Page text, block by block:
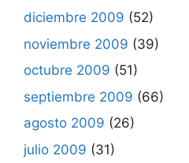
diciembre 2009 (52)
noviembre 2009 (39)
octubre 2009 (51)
septiembre 2009 (66)
agosto 2009 (26)
julio 2009 (31)